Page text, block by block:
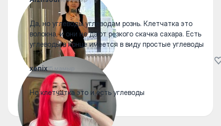
Да, но углеводы углеводам рознь. Клетчатка это
волокна, и они не дают резкого скачка сахара. Есть
углеводы в конце имеется в виду простые углеводы
xenix15 мамыр
Но клетчатка это и есть углеводы